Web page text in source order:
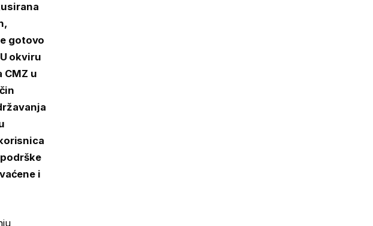
gotovo
okviru
u
i